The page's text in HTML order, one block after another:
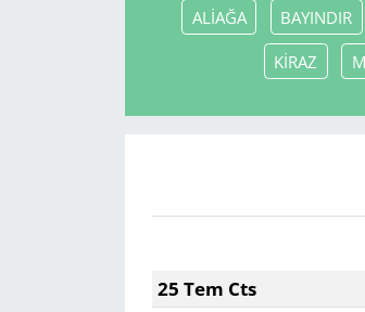
ALİAĞA BAYINDIR
KİRAZ
25 Tem Cts